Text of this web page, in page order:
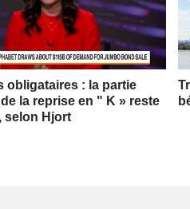
obligataires : la partie
la reprise en " K » reste
selon Hjort